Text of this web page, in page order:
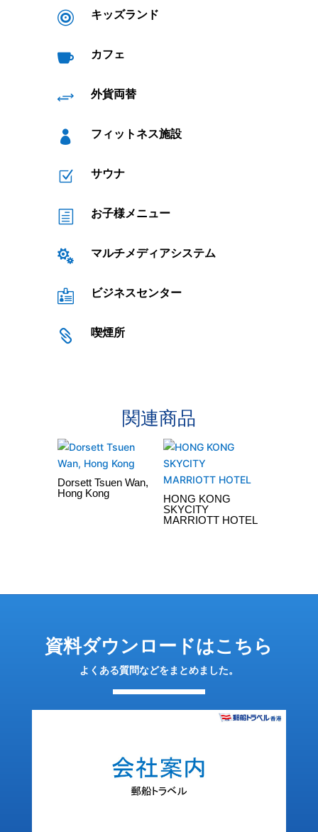
 キッズランド
 カフェ
+ 外貨両替
 フィットネス施設
Z サウナ
h お子様メニュー
 マルチメディアシステム
 ビジネスセンター
 喫煙所
関連商品
Dorsett Tsuen Wan,
Hong Kong
HONG KONG
SKYCITY
MARRIOTT HOTEL
資料ダウンロードはこちら
よくある質問などをまとめました。